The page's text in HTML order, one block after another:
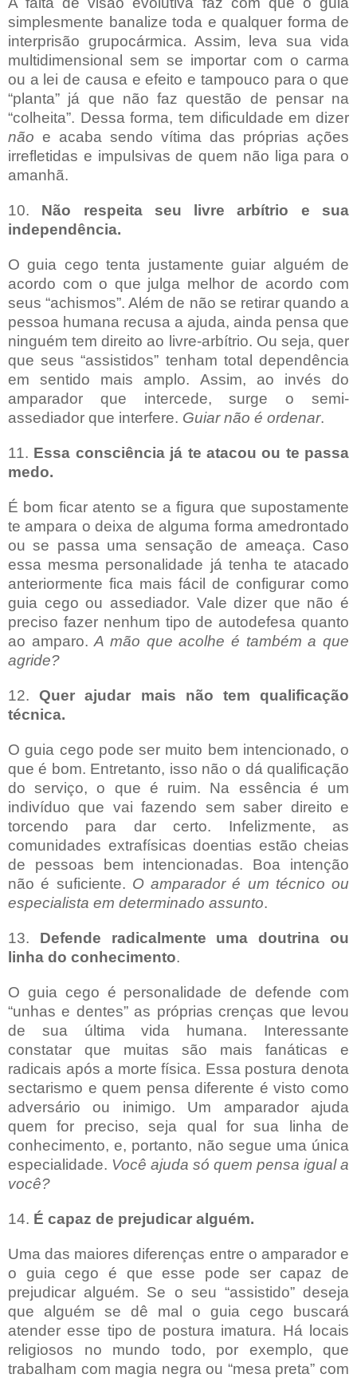
simplesmente banalize toda e qualquer forma de
interprisão grupocármica. Assim, leva sua vida
multidimensional sem se importar com o carma
ou a lei de causa e efeito e tampouco para o que
“planta” já que não faz questão de pensar na
“colheita”. Dessa forma, tem dificuldade em dizer
não e acaba sendo vítima das próprias ações
irrefletidas e impulsivas de quem não liga para o
amanhã.
10. Não respeita seu livre arbítrio e sua
independência.
O guia cego tenta justamente guiar alguém de
acordo com o que julga melhor de acordo com
seus “achismos”. Além de não se retirar quando a
pessoa humana recusa a ajuda, ainda pensa que
ninguém tem direito ao livre-arbítrio. Ou seja, quer
que seus “assistidos” tenham total dependência
em sentido mais amplo. Assim, ao invés do
amparador que intercede, surge o semi-
assediador que interfere. Guiar não é ordenar.
11. Essa consciência já te atacou ou te passa
medo.
É bom ficar atento se a figura que supostamente
te ampara o deixa de alguma forma amedrontado
ou se passa uma sensação de ameaça. Caso
essa mesma personalidade já tenha te atacado
anteriormente fica mais fácil de configurar como
guia cego ou assediador. Vale dizer que não é
preciso fazer nenhum tipo de autodefesa quanto
ao amparo.A mão que acolhe é também a que
agride?
12. Quer ajudar mais não tem qualificação
técnica.
O guia cego pode ser muito bem intencionado, o
que é bom. Entretanto, isso não o dá qualificação
do serviço, o que é ruim. Na essência é um
indivíduo que vai fazendo sem saber direito e
torcendo para dar certo. Infelizmente, as
comunidades extrafísicas doentias estão cheias
de pessoas bem intencionadas. Boa intenção
não é suficiente. O amparador é um técnico ou
especialista em determinado assunto.
13. Defende radicalmente uma doutrina ou
linha do conhecimento.
O guia cego é personalidade de defende com
“unhas e dentes” as próprias crenças que levou
de sua última vida humana. Interessante
constatar que muitas são mais fanáticas e
radicais após a morte física. Essa postura denota
sectarismo e quem pensa diferente é visto como
adversário ou inimigo. Um amparador ajuda
quem for preciso, seja qual for sua linha de
conhecimento, e, portanto, não segue uma única
especialidade. Você ajuda só quem pensa igual a
você?
14. É capaz de prejudicar alguém.
Uma das maiores diferenças entre o amparador e
o guia cego é que esse pode ser capaz de
prejudicar alguém. Se o seu “assistido” deseja
que alguém se dê mal o guia cego buscará
atender esse tipo de postura imatura. Há locais
religiosos no mundo todo, por exemplo, que
trabalham com magia negra ou “mesa preta” com